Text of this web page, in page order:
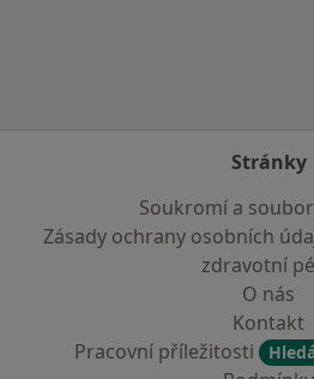
Stránky
Soukromí a
Zásady ochrany osobních
zdravotní
O nás
Kontakt
Pracovní příležitosti